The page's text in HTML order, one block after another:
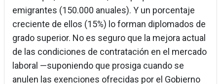
emigrantes (150.000 anuales). Y un porcentaje
creciente de ellos (15%) lo forman diplomados de
grado superior. No es seguro que la mejora actual
de las condiciones de contratación en el mercado
laboral —suponiendo que prosiga cuando se
anulen las exenciones ofrecidas por el Gobierno